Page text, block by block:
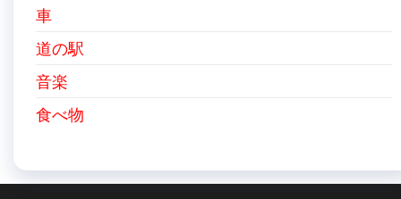
車
道の駅
音楽
食べ物